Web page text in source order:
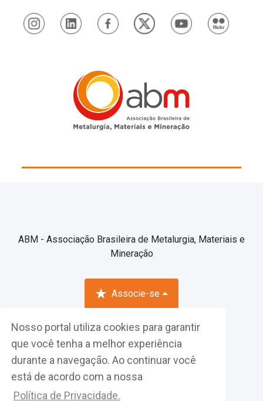
Nosso portal utiliza cookies para garantir
que você tenha a melhor experiência
durante a navegação. Ao continuar você
está de acordo com a nossa
Política de Privacidade.
ABM - Associação Brasileira de Metalurgia, Materiais e
Mineração
Associe-se
Fazer Login